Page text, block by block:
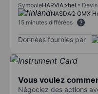
SymboleHARVIA:xhel
NASDAQ OMX
15 minutes différées
Données fournies par
Vous voulez
Négociez des actions